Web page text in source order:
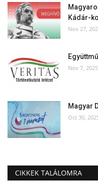
Kádár-
Nov 27,
Nov 7, 2025
Magyar
Oct 30,
CIKKEK TALÁLOMRA